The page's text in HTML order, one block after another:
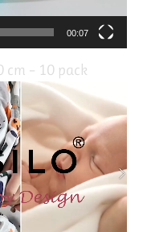
00:07
cm – 10 pack